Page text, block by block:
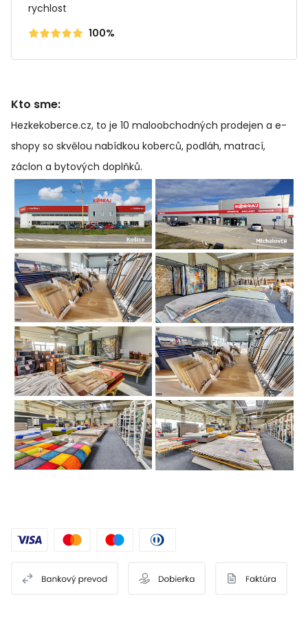
rychlost
100%
Kto sme:
Hezkekoberce.cz, to je 10 maloobchodných prodejen a e-
shopy so skvělou nabídkou koberců, podláh, matrací,
záclon a bytových doplňků.